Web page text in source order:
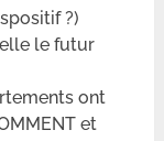
?)
le futur
ont
et